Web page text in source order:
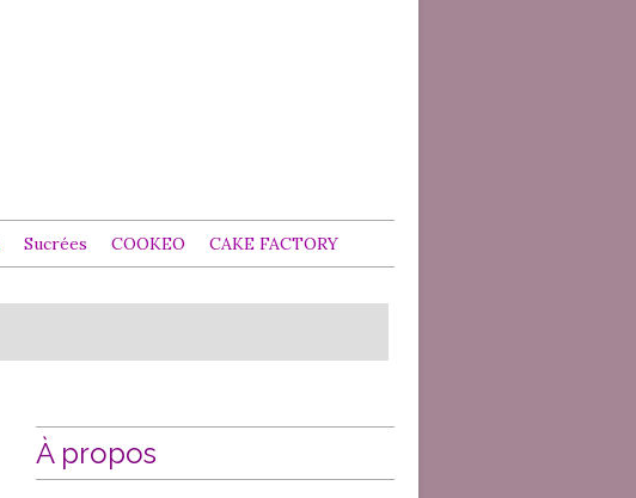
Sucrées COOKEO CAKE FACTORY
À propos